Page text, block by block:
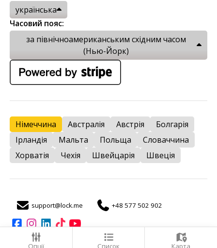
Опції Список Карта
українська
Часовий пояс:
за північноамериканським східним часом
(Нью-Йорк)
Німеччина Австралія Австрія
Болгарія
Ірландія
Мальта Польща
Словаччина
Хорватія
Чехія Швейцарія Швеція
support@lock.me +48 577 502 902
авто